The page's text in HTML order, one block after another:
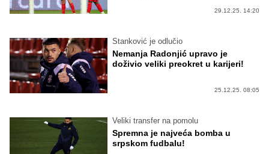
29.12.25. 14:20
Stanković je odlučio
Nemanja Radonjić upravo je
doživio veliki preokret u karijeri!
25.12.25. 08:05
Veliki transfer na pomolu
Spremna je najveća bomba u
srpskom fudbalu!